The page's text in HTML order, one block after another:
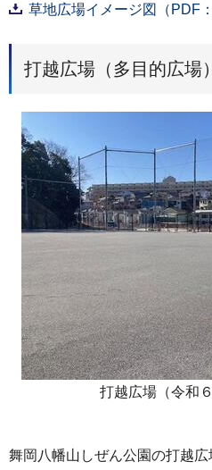
草地広場イメージ図（PDF
打越広場（多目的広場
打越広場（令和
舞岡八幡山しぜん公園の打越